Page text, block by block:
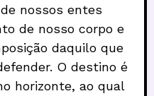
nossos entes
de nosso corpo e
daquilo que
O destino é
horizonte, ao qual